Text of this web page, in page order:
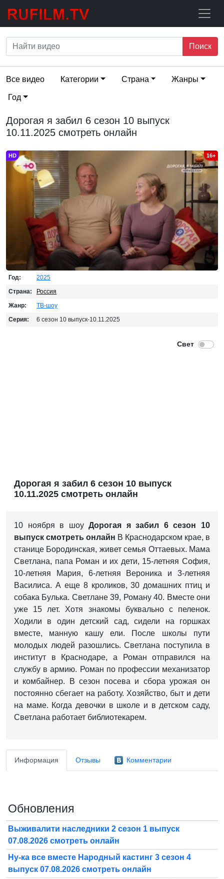
Поиск
Все видео Категории Страна Жанры
Год
Дорогая я забил 6 сезон 10 выпуск
10.11.2025 смотреть онлайн
HD 16+
Год:
2025
Страна:
Россия
Жанр:
ТВ-шоу
Серия:
6 сезон 10 выпуск-10.11.2025
Дорогая я забил 6 сезон 10 выпуск
10.11.2025 смотреть онлайн
10 ноября в шоуДорогая я забил 6 сезон 10
выпуск смотреть онлайн В Краснодарском крае, в
станице Бородинская, живет семья Оттаевых. Мама
Светлана, папа Роман и их дети, 15-летняя София,
10-летняя Мария, 6-летняя Вероника и 3-летняя
Василиса. А еще 8 кроликов, 30 домашних птиц и
собака Булька. Светлане 39, Роману 40. Вместе они
уже 15 лет. Хотя знакомы буквально с пеленок.
Ходили в один детский сад, сидели на горшках
вместе, манную кашу ели. После школы пути
молодых людей разошлись. Светлана поступила в
институт в Краснодаре, а Роман отправился на
службу в армию. Роман по профессии механизатор
и комбайнер. В сезон посева и сбора урожая он
постоянно сбегает на работу. Хозяйство, быт и дети
на маме. Когда девочки в школе и в детском саду,
Светлана работает библиотекарем.
Информация Отзывы Комментарии
Обновления
Выживалити наследники 2 сезон 1 выпуск
07.08.2026 смотреть онлайн
Ну-ка все вместе Народный кастинг 3 сезон 4
выпуск 07.08.2026 смотреть онлайн